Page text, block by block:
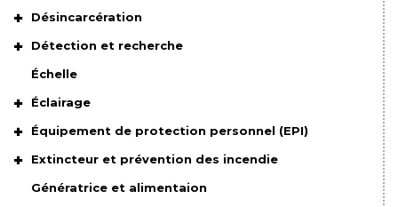
Désincarcération
Détection et recherche
Échelle
Éclairage
Équipement de protection personnel (EPI)
Extincteur et prévention des incendie
Génératrice et alimentaion